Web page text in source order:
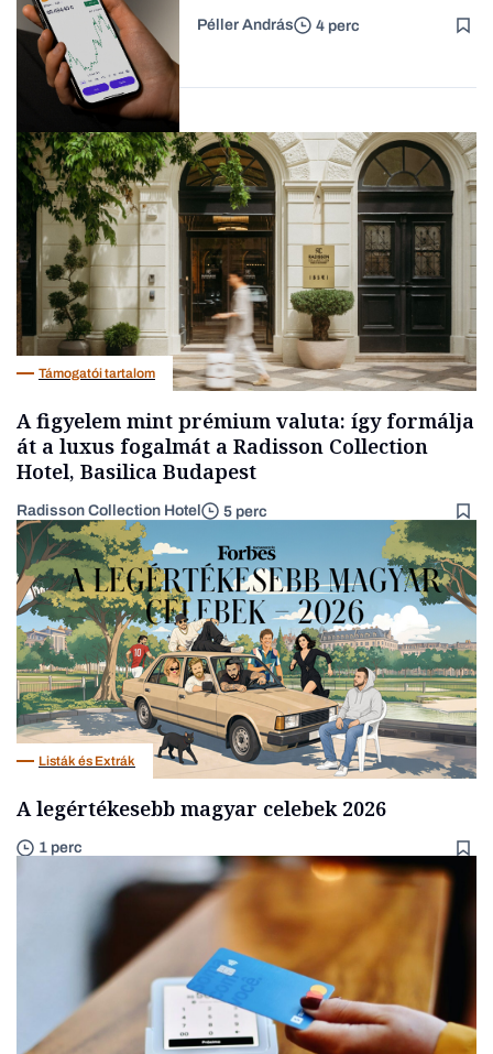
Forbes-sztori
Fintech
kriptoszolgáltatását az
fintech
Péller András 4 perc
Támogatói tartalom
A figyelem mint prémium valuta: így formálja
át a luxus fogalmát a Radisson Collection
Hotel, Basilica Budapest
Radisson Collection Hotel 5 perc
Listák és Extrák
A legértékesebb magyar celebek 2026
1 perc